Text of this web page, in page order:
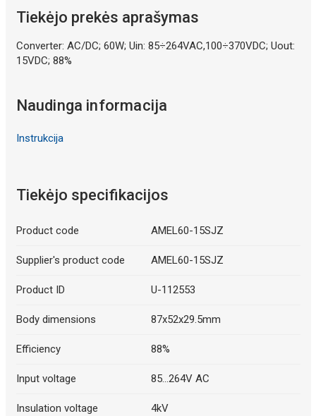
Tiekėjo prekės aprašymas
Converter: AC/DC; 60W; Uin: 85÷264VAC,100÷370VDC; Uout:
15VDC; 88%
Naudinga informacija
Instrukcija
Tiekėjo specifikacijos
Product code AMEL60-15SJZ
Supplier's product code AMEL60-15SJZ
Product ID U-112553
Body dimensions 87x52x29.5mm
Efficiency 88%
Input voltage 85...264V AC
Insulation voltage 4kV